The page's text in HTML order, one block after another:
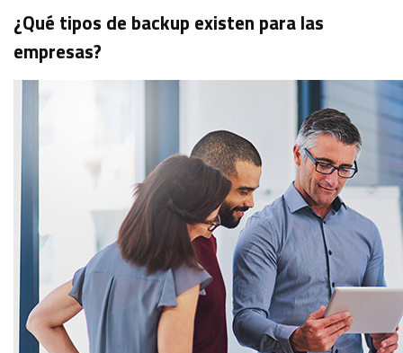
¿Qué tipos de backup existen para las
empresas?